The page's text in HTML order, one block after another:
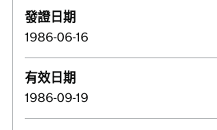
發證日期
1986-06-16
有效日期
1986-09-19